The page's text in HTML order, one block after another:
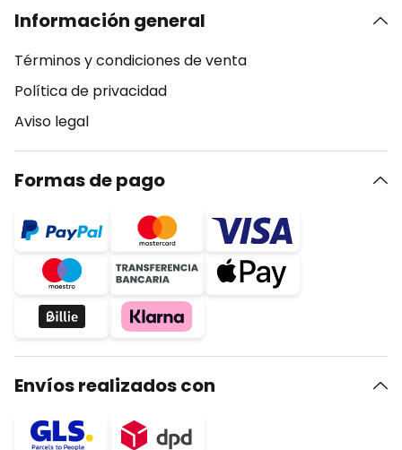
Información general
Términos y condiciones de venta
Política de privacidad
Aviso legal
Formas de pago
Envíos realizados con